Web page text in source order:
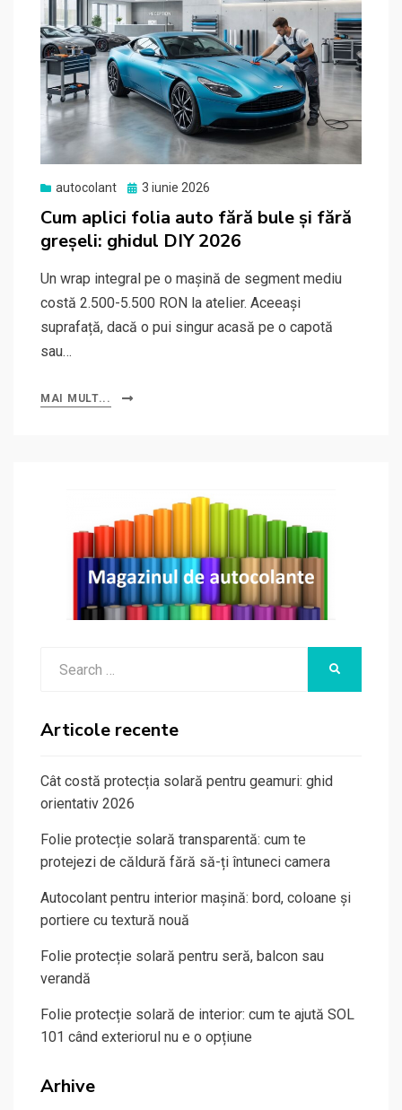
autocolant
Posted
3 iunie 2026
Cum aplici folia auto fără bule și fără
greșeli: ghidul DIY 2026
Un wrap integral pe o mașină de segment mediu
costă 2.500-5.500 RON la atelier. Aceeași
suprafață, dacă o pui singur acasă pe o capotă
sau…
MAI MULT...
Articole recente
Cât costă protecția solară pentru geamuri: ghid
orientativ 2026
Folie protecție solară transparentă: cum te
protejezi de căldură fără să-ți întuneci camera
Autocolant pentru interior mașină: bord, coloane și
portiere cu textură nouă
Folie protecție solară pentru seră, balcon sau
verandă
Folie protecție solară de interior: cum te ajută SOL
101 când exteriorul nu e o opțiune
Arhive